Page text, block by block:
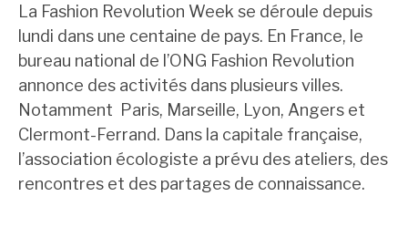
La Fashion Revolution Week se déroule depuis
lundi dans une centaine de pays. En France, le
bureau national de l’ONG Fashion Revolution
annonce des activités dans plusieurs villes.
Notamment Paris, Marseille, Lyon, Angers et
Clermont-Ferrand. Dans la capitale française,
l’association écologiste a prévu des ateliers, des
rencontres et des partages de connaissance.